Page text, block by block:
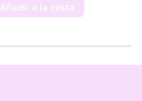
Añadir a la cesta